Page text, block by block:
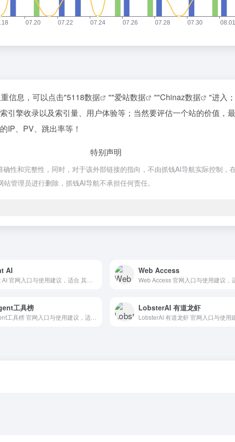
信息，可以点击"5118数据 ""爱站数据 ""Chinaz数据
"进入
引擎收录以及索引量、用户体验等；当然要评估一个站的价值，
IP、PV、跳出率等！
特别声明
性和完整性，同时，对于该外部链接的指向，不由抓钱AI导航实际控制，
管理员进行删除，抓钱AI导航不承担任何责任。
AI Web Access
工具榜 LobsterAI 有道龙虾